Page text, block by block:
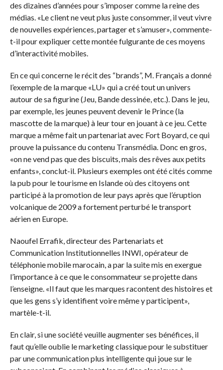
des dizaines d’années pour s’imposer comme la reine des
médias. «Le client ne veut plus juste consommer, il veut vivre
de nouvelles expériences, partager et s’amuser», commente-
t-il pour expliquer cette montée fulgurante de ces moyens
d’interactivité mobiles.
En ce qui concerne le récit des “brands”, M. Français a donné
l’exemple de la marque «LU» qui a créé tout un univers
autour de sa figurine (Jeu, Bande dessinée, etc.). Dans le jeu,
par exemple, les jeunes peuvent devenir le Prince (la
mascotte de la marque) à leur tour en jouant à ce jeu. Cette
marque a même fait un partenariat avec Fort Boyard, ce qui
prouve la puissance du contenu Transmédia. Donc en gros,
«on ne vend pas que des biscuits, mais des rêves aux petits
enfants», conclut-il. Plusieurs exemples ont été cités comme
la pub pour le tourisme en Islande où des citoyens ont
participé à la promotion de leur pays après que l’éruption
volcanique de 2009 a fortement perturbé le transport
aérien en Europe.
Naoufel Errafik, directeur des Partenariats et
Communication Institutionnelles INWI, opérateur de
téléphonie mobile marocain, a par la suite mis en exergue
l’importance à ce que le consommateur se projette dans
l’enseigne. «Il faut que les marques racontent des histoires et
que les gens s’y identifient voire même y participent»,
martèle-t-il.
En clair, si une société veuille augmenter ses bénéfices, il
faut qu’elle oublie le marketing classique pour le substituer
par une communication plus intelligente qui joue sur le